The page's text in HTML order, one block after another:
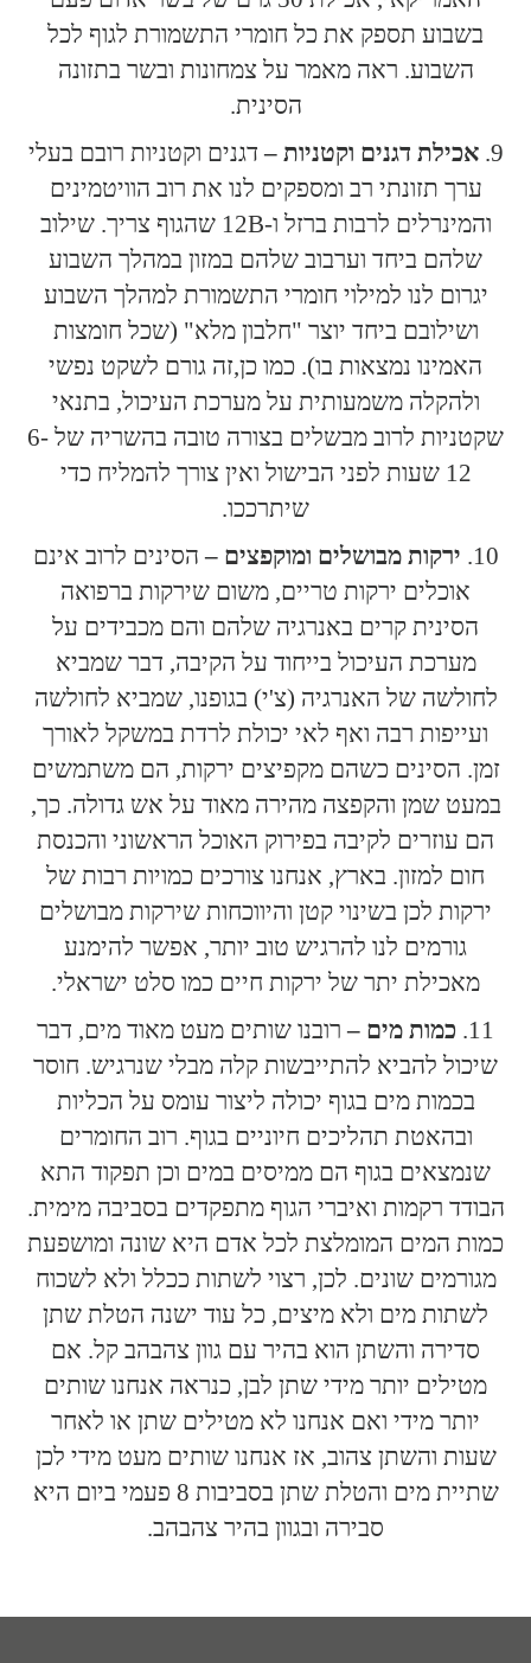
בשבוע תספק את כל חומרי התשמורת לגוף לכל
השבוע. ראה מאמר על צמחונות ובשר בתזונה
הסינית.
אכילת דגנים וקטניות –דגנים וקטניות רובם בעלי
ערך תזונתי רב ומספקים לנו את רוב הוויטמינים
והמינרלים לרבות ברזל ו-12B שהגוף צריך. שילוב
שלהם ביחד וערבוב שלהם במזון במהלך השבוע
יגרום לנו למילוי חומרי התשמורת למהלך השבוע
ושילובם ביחד יוצר "חלבון מלא" (שכל חומצות
האמינו נמצאות בו). כמו כן,זה גורם לשקט נפשי
ולהקלה משמעותית על מערכת העיכול, בתנאי
שקטניות לרוב מבשלים בצורה טובה בהשריה של 6-
12 שעות לפני הבישול ואין צורך להמליח כדי
שיתרככו.
ירקות מבושלים ומוקפצים –הסינים לרוב אינם
אוכלים ירקות טריים, משום שירקות ברפואה
הסינית קרים באנרגיה שלהם והם מכבידים על
מערכת העיכול בייחוד על הקיבה, דבר שמביא
לחולשה של האנרגיה (צ'י) בגופנו, שמביא לחולשה
ועייפות רבה ואף לאי יכולת לרדת במשקל לאורך
זמן. הסינים כשהם מקפיצים ירקות, הם משתמשים
במעט שמן והקפצה מהירה מאוד על אש גדולה. כך,
הם עוזרים לקיבה בפירוק האוכל הראשוני והכנסת
חום למזון. בארץ, אנחנו צורכים כמויות רבות של
ירקות לכן בשינוי קטן והיווכחות שירקות מבושלים
גורמים לנו להרגיש טוב יותר, אפשר להימנע
מאכילת יתר של ירקות חיים כמו סלט ישראלי.
כמות מים –רובנו שותים מעט מאוד מים, דבר
שיכול להביא להתייבשות קלה מבלי שנרגיש. חוסר
בכמות מים בגוף יכולה ליצור עומס על הכליות
ובהאטת תהליכים חיוניים בגוף. רוב החומרים
שנמצאים בגוף הם ממיסים במים וכן תפקוד התא
הבודד רקמות ואיברי הגוף מתפקדים בסביבה מימית.
כמות המים המומלצת לכל אדם היא שונה ומושפעת
מגורמים שונים. לכן, רצוי לשתות ככלל ולא לשכוח
לשתות מים ולא מיצים, כל עוד ישנה הטלת שתן
סדירה והשתן הוא בהיר עם גוון צהבהב קל. אם
מטילים יותר מידי שתן לבן, כנראה אנחנו שותים
יותר מידי ואם אנחנו לא מטילים שתן או לאחר
שעות והשתן צהוב, אז אנחנו שותים מעט מידי לכן
שתיית מים והטלת שתן בסביבות 8 פעמי ביום היא
סבירה ובגוון בהיר צהבהב.